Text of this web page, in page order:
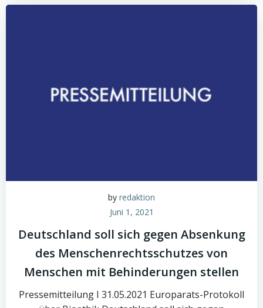
by redaktion
Juni 1, 2021
Deutschland soll sich gegen Absenkung
des Menschenrechtsschutzes von
Menschen mit Behinderungen stellen
Pressemitteilung I 31.05.2021 Europarats-Protokoll